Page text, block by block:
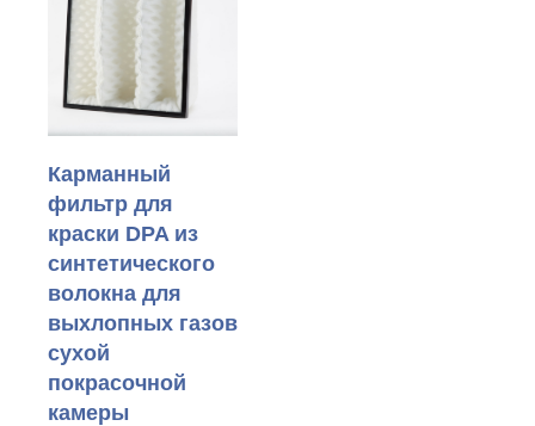
Карманный
фильтр для
краски DPA из
синтетического
волокна для
выхлопных газов
сухой
покрасочной
камеры